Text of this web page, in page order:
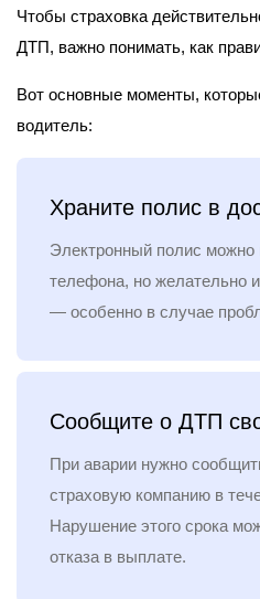
Чтобы страховка
ДТП, важно понимать, как
Вот основные моменты,
водитель:
Храните полис в
Электронный полис можно
телефона, но желательно
— особенно в случае
Сообщите о ДТП
При аварии нужно
страховую компанию в
Нарушение этого срока
отказа в выплате.